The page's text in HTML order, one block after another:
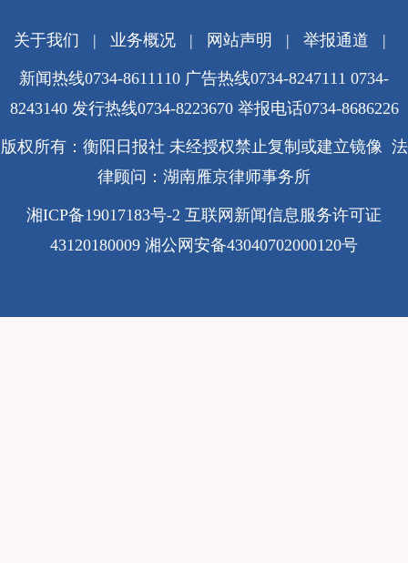
关于我们 | 业务概况| 网站声明 | 举报通道 |
新闻热线0734-8611110 广告热线0734-8247111 0734-
8243140 发行热线0734-8223670 举报电话0734-8686226
版权所有：衡阳日报社 未经授权禁止复制或建立镜像 法
律顾问：湖南雁京律师事务所
湘ICP备19017183号-2 互联网新闻信息服务许可证
43120180009 湘公网安备43040702000120号